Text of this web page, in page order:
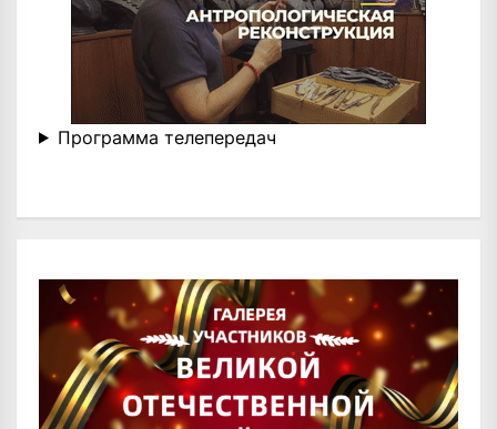
Программа телепередач